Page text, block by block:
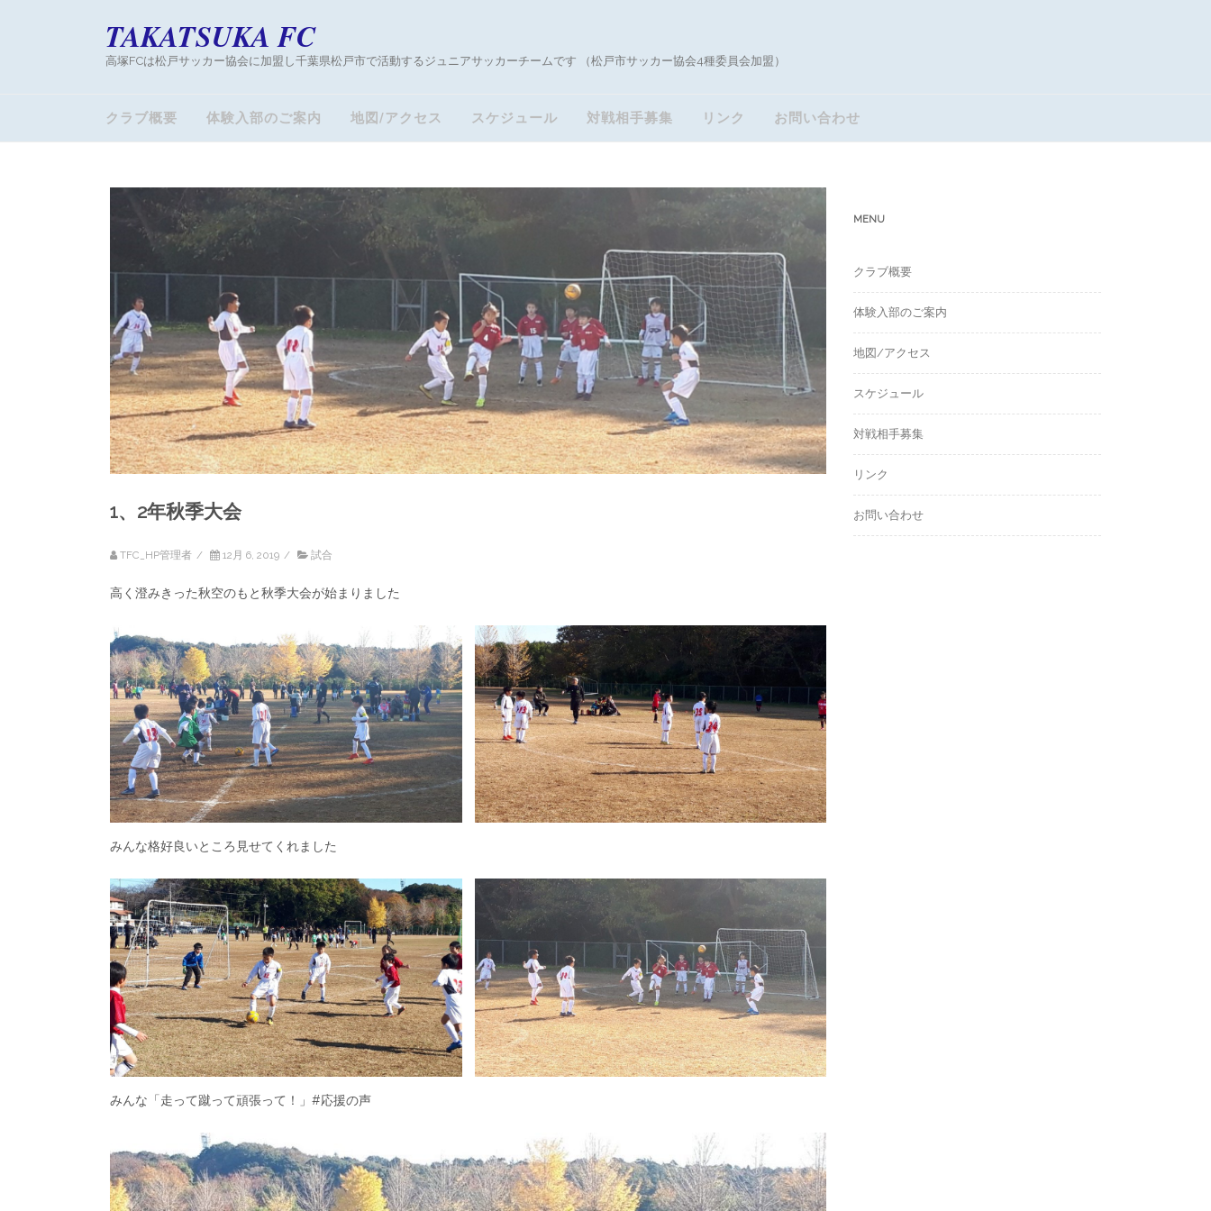
TAKATSUKA FC
高塚FCは松戸サッカー協会に加盟し千葉県松戸市で活動するジュニアサッカーチームです （松戸市サッカー協会4種委員会加盟）
クラブ概要 体験入部のご案内 地図/アクセス スケジュール 対戦相手募集 リンク お問い合わせ
1、2年秋季大会
TFC_HP管理者 / 12月 6, 2019 / 試合
高く澄みきった秋空のもと秋季大会が始まりました
みんな格好良いところ見せてくれました
みんな「走って蹴って頑張って！」#応援の声
MENU
クラブ概要
体験入部のご案内
地図/アクセス
スケジュール
対戦相手募集
リンク
お問い合わせ